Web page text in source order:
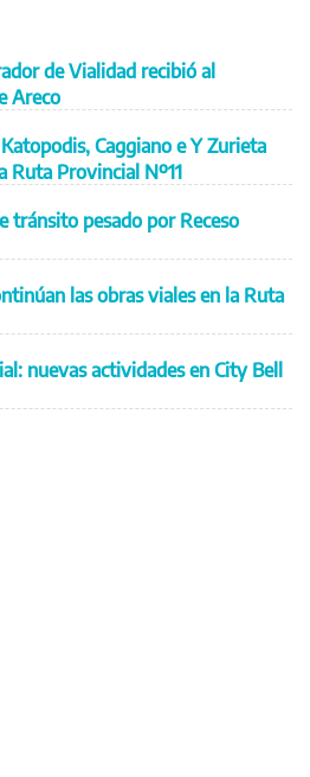
de Vialidad recibió al
Areco
Caggiano e Y Zurieta
Ruta Provincial Nº11
tránsito pesado por Receso
las obras viales en la Ruta
nuevas actividades en City Bell